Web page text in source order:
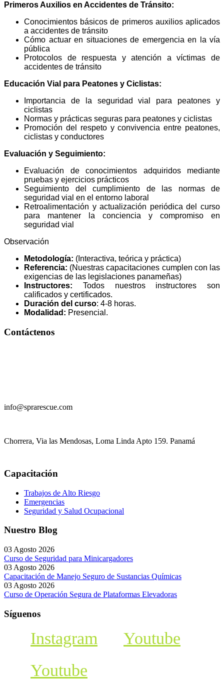
Primeros Auxilios en Accidentes de Tránsito:
Conocimientos básicos de primeros auxilios aplicados
a accidentes de tránsito
Cómo actuar en situaciones de emergencia en la vía
pública
Protocolos de respuesta y atención a víctimas de
accidentes de tránsito
Educación Vial para Peatones y Ciclistas:
Importancia de la seguridad vial para peatones y
ciclistas
Normas y prácticas seguras para peatones y ciclistas
Promoción del respeto y convivencia entre peatones,
ciclistas y conductores
Evaluación y Seguimiento:
Evaluación de conocimientos adquiridos mediante
pruebas y ejercicios prácticos
Seguimiento del cumplimiento de las normas de
seguridad vial en el entorno laboral
Retroalimentación y actualización periódica del curso
para mantener la conciencia y compromiso en
seguridad vial
Observación
Metodología: (Interactiva, teórica y práctica)
Referencia: (Nuestras capacitaciones cumplen con las
exigencias de las legislaciones panameñas)
Instructores: Todos nuestros instructores son
calificados y certificados.
Duración del curso: 4-8 horas.
Modalidad: Presencial.
Contáctenos
info@sprarescue.com
Chorrera, Via las Mendosas, Loma Linda Apto 159. Panamá
Capacitación
Trabajos de Alto Riesgo
Emergencias
Seguridad y Salud Ocupacional
Nuestro Blog
03 Agosto 2026
Curso de Seguridad para Minicargadores
03 Agosto 2026
Capacitación de Manejo Seguro de Sustancias Químicas
03 Agosto 2026
Curso de Operación Segura de Plataformas Elevadoras
Síguenos
Instagram
Youtube
Youtube